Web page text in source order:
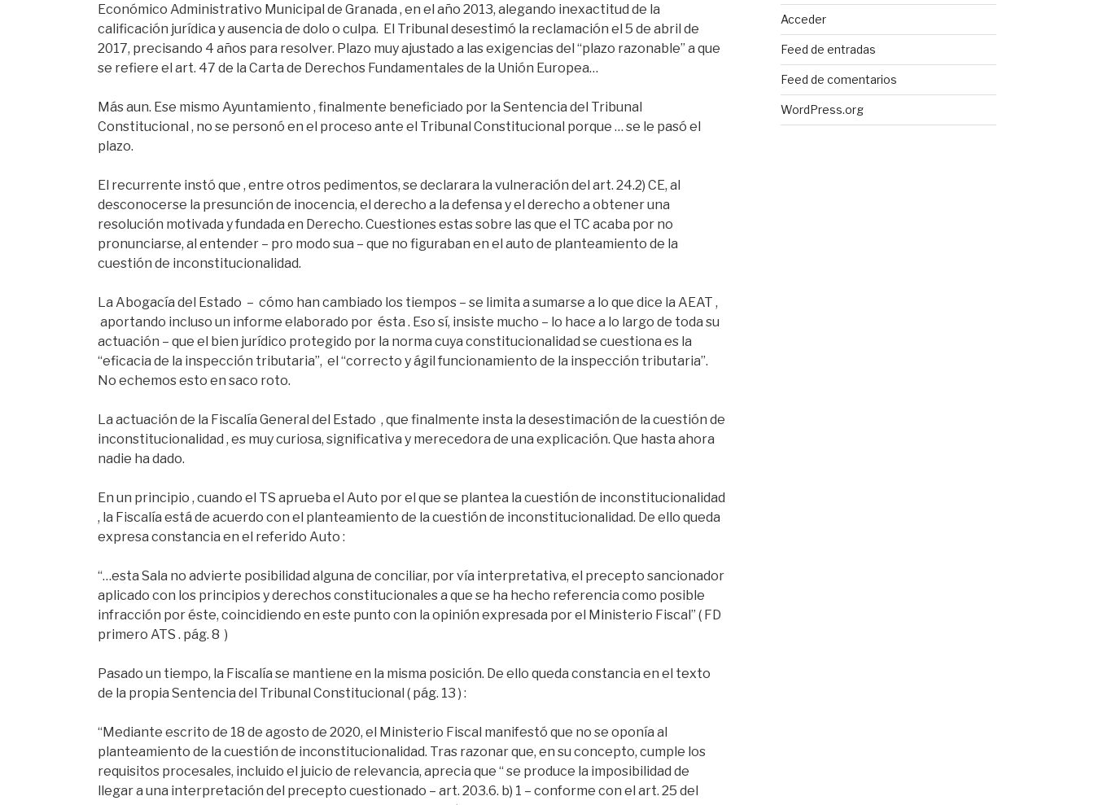
Económico Administrativo Municipal de Granada , en el año 2013, alegando inexactitud de la
calificación jurídica y ausencia de dolo o culpa. El Tribunal desestimó la reclamación el 5 de abril de
2017, precisando 4 años para resolver. Plazo muy ajustado a las exigencias del “plazo razonable” a que
se refiere el art. 47 de la Carta de Derechos Fundamentales de la Unión Europea…
Más aun. Ese mismo Ayuntamiento , finalmente beneficiado por la Sentencia del Tribunal
Constitucional , no se personó en el proceso ante el Tribunal Constitucional porque … se le pasó el
plazo.
El recurrente instó que , entre otros pedimentos, se declarara la vulneración del art. 24.2) CE, al
desconocerse la presunción de inocencia, el derecho a la defensa y el derecho a obtener una
resolución motivada y fundada en Derecho. Cuestiones estas sobre las que el TC acaba por no
pronunciarse, al entender – pro modo sua – que no figuraban en el auto de planteamiento de la
cuestión de inconstitucionalidad.
La Abogacía del Estado – cómo han cambiado los tiempos – se limita a sumarse a lo que dice la AEAT ,
aportando incluso un informe elaborado por ésta . Eso sí, insiste mucho – lo hace a lo largo de toda su
actuación – que el bien jurídico protegido por la norma cuya constitucionalidad se cuestiona es la
“eficacia de la inspección tributaria”, el “correcto y ágil funcionamiento de la inspección tributaria”.
No echemos esto en saco roto.
La actuación de la Fiscalía General del Estado , que finalmente insta la desestimación de la cuestión de
inconstitucionalidad , es muy curiosa, significativa y merecedora de una explicación. Que hasta ahora
nadie ha dado.
En un principio , cuando el TS aprueba el Auto por el que se plantea la cuestión de inconstitucionalidad
, la Fiscalía está de acuerdo con el planteamiento de la cuestión de inconstitucionalidad. De ello queda
expresa constancia en el referido Auto :
“…esta Sala no advierte posibilidad alguna de conciliar, por vía interpretativa, el precepto sancionador
aplicado con los principios y derechos constitucionales a que se ha hecho referencia como posible
infracción por éste, coincidiendo en este punto con la opinión expresada por el Ministerio Fiscal” ( FD
primero ATS . pág. 8 )
Pasado un tiempo, la Fiscalía se mantiene en la misma posición. De ello queda constancia en el texto
de la propia Sentencia del Tribunal Constitucional ( pág. 13 ) :
“Mediante escrito de 18 de agosto de 2020, el Ministerio Fiscal manifestó que no se oponía al
planteamiento de la cuestión de inconstitucionalidad. Tras razonar que, en su concepto, cumple los
requisitos procesales, incluido el juicio de relevancia, aprecia que “ se produce la imposibilidad de
llegar a una interpretación del precepto cuestionado – art. 203.6. b) 1 – conforme con el art. 25 del
Acceder
Feed de entradas
Feed de comentarios
WordPress.org